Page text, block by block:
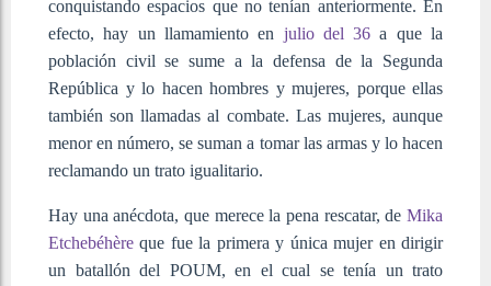
conquistando espacios que no tenían anteriormente. En
efecto, hay un llamamiento en julio del 36 a que la
población civil se sume a la defensa de la Segunda
República y lo hacen hombres y mujeres, porque ellas
también son llamadas al combate. Las mujeres, aunque
menor en número, se suman a tomar las armas y lo hacen
reclamando un trato igualitario.
Hay una anécdota, que merece la pena rescatar, de Mika
Etchebéhère que fue la primera y única mujer en dirigir
un batallón del POUM, en el cual se tenía un trato